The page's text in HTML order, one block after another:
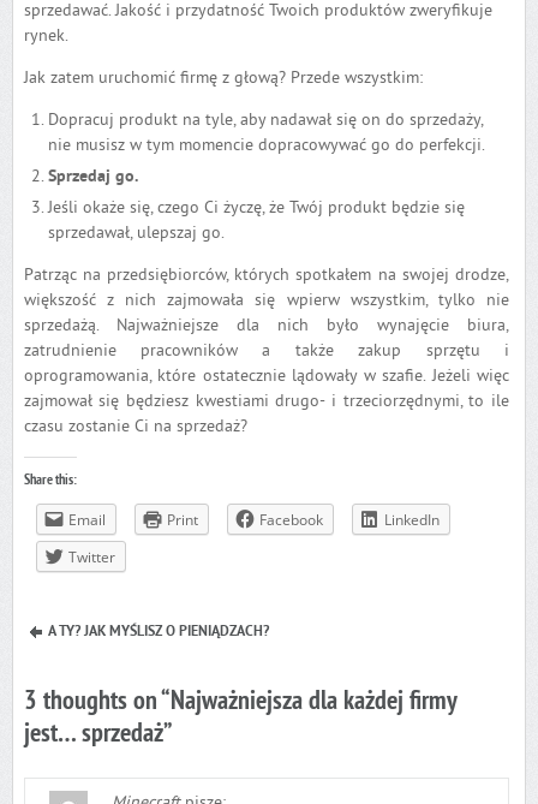
sprzedawać. Jakość i przydatność Twoich produktów zweryfikuje
rynek.
Jak zatem uruchomić firmę z głową? Przede wszystkim:
Dopracuj produkt na tyle, aby nadawał się on do sprzedaży,
nie musisz w tym momencie dopracowywać go do perfekcji.
Sprzedaj go.
Jeśli okaże się, czego Ci życzę, że Twój produkt będzie się
sprzedawał, ulepszaj go.
Patrząc na przedsiębiorców, których spotkałem na swojej drodze,
większość z nich zajmowała się wpierw wszystkim, tylko nie
sprzedażą. Najważniejsze dla nich było wynajęcie biura,
zatrudnienie pracowników a także zakup sprzętu i
oprogramowania, które ostatecznie lądowały w szafie. Jeżeli więc
zajmował się będziesz kwestiami drugo- i trzeciorzędnymi, to ile
czasu zostanie Ci na sprzedaż?
Share this:
Email Print Facebook
LinkedIn
Twitter
A TY? JAK MYŚLISZ O PIENIĄDZACH?
3 thoughts on “Najważniejsza dla każdej firmy
jest… sprzedaż”